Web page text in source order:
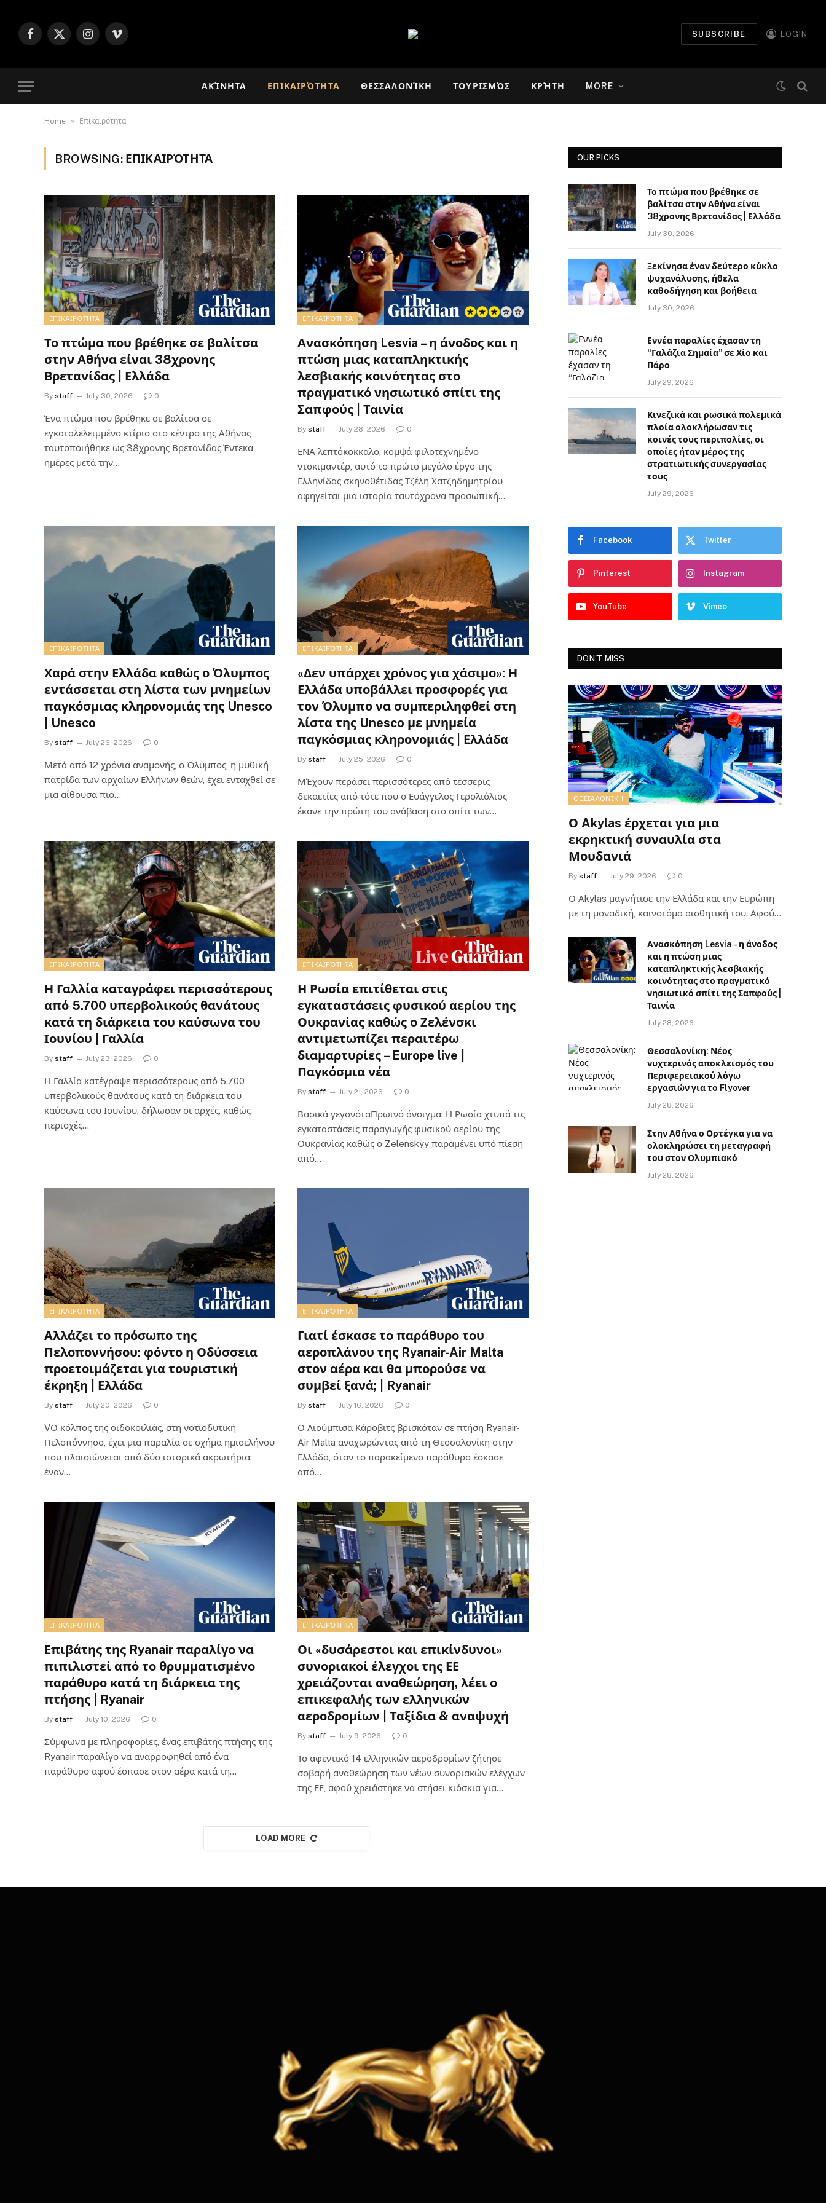
Facebook
X
Instagram
Vimeo
SUBSCRIBE LOGIN
ΑΚΊΝΗΤΑ ΕΠΙΚΑΙΡΌΤΗΤΑ ΘΕΣΣΑΛΟΝΊΚΗ ΤΟΥΡΙΣΜΌΣ ΚΡΉΤΗ MORE
Home » Επικαιρότητα
BROWSING: ΕΠΙΚΑΙΡΌΤΗΤΑ
ΕΠΙΚΑΙΡΌΤΗΤΑ
Το πτώμα που βρέθηκε σε βαλίτσα
στην Αθήνα είναι 38χρονης
Βρετανίδας | Ελλάδα
By staff July 30, 2026 0
Ένα πτώμα που βρέθηκε σε βαλίτσα σε
εγκαταλελειμμένο κτίριο στο κέντρο της Αθήνας
ταυτοποιήθηκε ως 38χρονης Βρετανίδας.Έντεκα
ημέρες μετά την…
ΕΠΙΚΑΙΡΌΤΗΤΑ
Ανασκόπηση Lesvia – η άνοδος και η
πτώση μιας καταπληκτικής
λεσβιακής κοινότητας στο
πραγματικό νησιωτικό σπίτι της
Σαπφούς | Ταινία
By staff July 28, 2026 0
ΕΝΑ λεπτόκοκκαλο, κομψά φιλοτεχνημένο
ντοκιμαντέρ, αυτό το πρώτο μεγάλο έργο της
Ελληνίδας σκηνοθέτιδας Τζέλη Χατζηδημητρίου
αφηγείται μια ιστορία ταυτόχρονα προσωπική…
ΕΠΙΚΑΙΡΌΤΗΤΑ
Χαρά στην Ελλάδα καθώς ο Όλυμπος
εντάσσεται στη λίστα των μνημείων
παγκόσμιας κληρονομιάς της Unesco
| Unesco
By staff July 26, 2026 0
Μετά από 12 χρόνια αναμονής, ο Όλυμπος, η μυθική
πατρίδα των αρχαίων Ελλήνων θεών, έχει ενταχθεί σε
μια αίθουσα πιο…
ΕΠΙΚΑΙΡΌΤΗΤΑ
«Δεν υπάρχει χρόνος για χάσιμο»: Η
Ελλάδα υποβάλλει προσφορές για
τον Όλυμπο να συμπεριληφθεί στη
λίστα της Unesco με μνημεία
παγκόσμιας κληρονομιάς | Ελλάδα
By staff July 25, 2026 0
ΜΈχουν περάσει περισσότερες από τέσσερις
δεκαετίες από τότε που ο Ευάγγελος Γερολιόλιος
έκανε την πρώτη του ανάβαση στο σπίτι των…
ΕΠΙΚΑΙΡΌΤΗΤΑ
Η Γαλλία καταγράφει περισσότερους
από 5.700 υπερβολικούς θανάτους
κατά τη διάρκεια του καύσωνα του
Ιουνίου | Γαλλία
By staff July 23, 2026 0
Η Γαλλία κατέγραψε περισσότερους από 5.700
υπερβολικούς θανάτους κατά τη διάρκεια του
καύσωνα του Ιουνίου, δήλωσαν οι αρχές, καθώς
περιοχές…
ΕΠΙΚΑΙΡΌΤΗΤΑ
Η Ρωσία επιτίθεται στις
εγκαταστάσεις φυσικού αερίου της
Ουκρανίας καθώς ο Ζελένσκι
αντιμετωπίζει περαιτέρω
διαμαρτυρίες – Europe live |
Παγκόσμια νέα
By staff July 21, 2026 0
Βασικά γεγονόταΠρωινό άνοιγμα: Η Ρωσία χτυπά τις
εγκαταστάσεις παραγωγής φυσικού αερίου της
Ουκρανίας καθώς ο Zelenskyy παραμένει υπό πίεση
από…
ΕΠΙΚΑΙΡΌΤΗΤΑ
Αλλάζει το πρόσωπο της
Πελοποννήσου: φόντο η Οδύσσεια
προετοιμάζεται για τουριστική
έκρηξη | Ελλάδα
By staff July 20, 2026 0
VΟ κόλπος της οιδοκοιλιάς, στη νοτιοδυτική
Πελοπόννησο, έχει μια παραλία σε σχήμα ημισελήνου
που πλαισιώνεται από δύο ιστορικά ακρωτήρια:
έναν…
ΕΠΙΚΑΙΡΌΤΗΤΑ
Γιατί έσκασε το παράθυρο του
αεροπλάνου της Ryanair-Air Malta
στον αέρα και θα μπορούσε να
συμβεί ξανά; | Ryanair
By staff July 16, 2026 0
Ο Λιούμπισα Κάροβιτς βρισκόταν σε πτήση Ryanair-
Air Malta αναχωρώντας από τη Θεσσαλονίκη στην
Ελλάδα, όταν το παρακείμενο παράθυρο έσκασε
από…
ΕΠΙΚΑΙΡΌΤΗΤΑ
Επιβάτης της Ryanair παραλίγο να
πιπιλιστεί από το θρυμματισμένο
παράθυρο κατά τη διάρκεια της
πτήσης | Ryanair
By staff July 10, 2026 0
Σύμφωνα με πληροφορίες, ένας επιβάτης πτήσης της
Ryanair παραλίγο να αναρροφηθεί από ένα
παράθυρο αφού έσπασε στον αέρα κατά τη…
ΕΠΙΚΑΙΡΌΤΗΤΑ
Οι «δυσάρεστοι και επικίνδυνοι»
συνοριακοί έλεγχοι της ΕΕ
χρειάζονται αναθεώρηση, λέει ο
επικεφαλής των ελληνικών
αεροδρομίων | Ταξίδια & αναψυχή
By staff July 9, 2026 0
Το αφεντικό 14 ελληνικών αεροδρομίων ζήτησε
σοβαρή αναθεώρηση των νέων συνοριακών ελέγχων
της ΕΕ, αφού χρειάστηκε να στήσει κιόσκια για…
LOAD MORE
OUR PICKS
Το πτώμα που βρέθηκε σε
βαλίτσα στην Αθήνα είναι
38χρονης Βρετανίδας | Ελλάδα
July 30, 2026
Ξεκίνησα έναν δεύτερο κύκλο
ψυχανάλυσης, ήθελα
καθοδήγηση και βοήθεια
July 30, 2026
Εννέα παραλίες έχασαν τη
“Γαλάζια Σημαία” σε Χίο και
Πάρο
July 29, 2026
Κινεζικά και ρωσικά πολεμικά
πλοία ολοκλήρωσαν τις
κοινές τους περιπολίες, οι
οποίες ήταν μέρος της
στρατιωτικής συνεργασίας
τους
July 29, 2026
Facebook Twitter
Pinterest Instagram
YouTube Vimeo
DON'T MISS
ΘΕΣΣΑΛΟΝΊΚΗ
Ο Akylas έρχεται για μια
εκρηκτική συναυλία στα
Μουδανιά
By staff July 29, 2026 0
Ο Αkylas μαγνήτισε την Ελλάδα και την Ευρώπη
με τη μοναδική, καινοτόμα αισθητική του. Αφού…
Ανασκόπηση Lesvia – η άνοδος
και η πτώση μιας
καταπληκτικής λεσβιακής
κοινότητας στο πραγματικό
νησιωτικό σπίτι της Σαπφούς |
Ταινία
July 28, 2026
Θεσσαλονίκη: Νέος
νυχτερινός αποκλεισμός του
Περιφερειακού λόγω
εργασιών για το Flyover
July 28, 2026
Στην Αθήνα ο Ορτέγκα για να
ολοκληρώσει τη μεταγραφή
του στον Ολυμπιακό
July 28, 2026